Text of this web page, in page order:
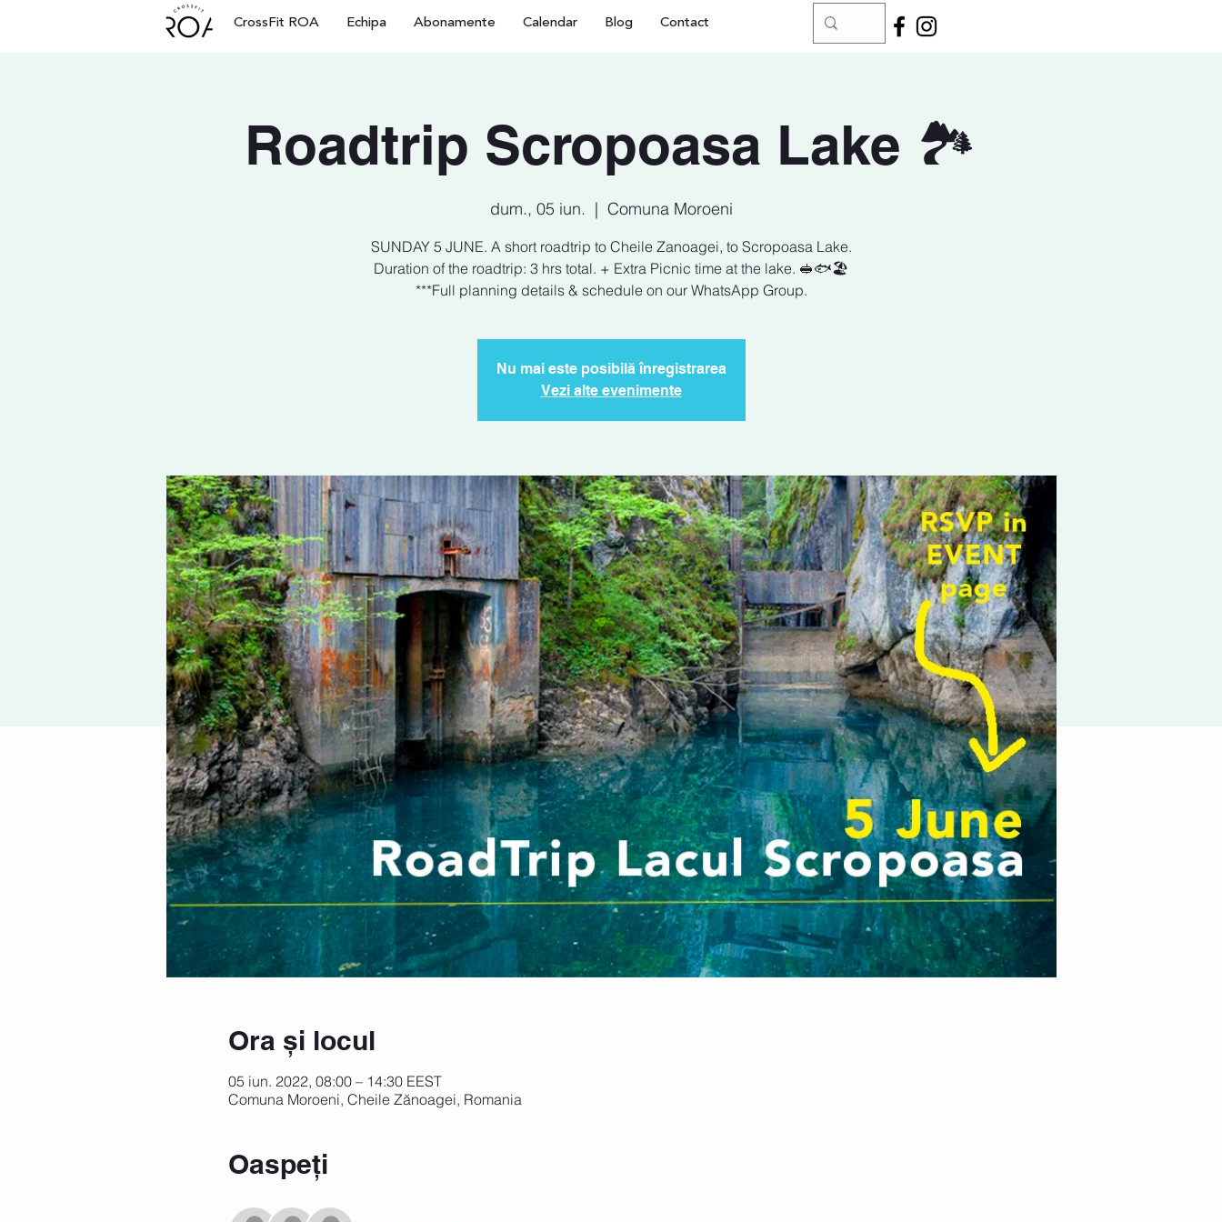
CrossFit ROA Echipa Abonamente Calendar Blog Contact
Roadtrip Scropoasa Lake 🏞️
dum., 05 iun.
  |
Comuna Moroeni
SUNDAY 5 JUNE. A short roadtrip to Cheile Zanoagei, to Scropoasa Lake.
Duration of the roadtrip: 3 hrs total. + Extra Picnic time at the lake. 🥪🐟🏖️
***Full planning details & schedule on our WhatsApp Group.
Nu mai este posibilă înregistrarea
Vezi alte evenimente
Ora și locul
05 iun. 2022, 08:00 – 14:30 EEST
Comuna Moroeni, Cheile Zănoagei, Romania
Oaspeți